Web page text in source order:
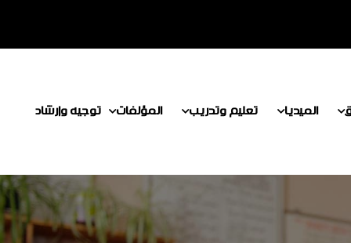
الميديا تعليم وتدريب المؤلفات توجيه وإرشاد